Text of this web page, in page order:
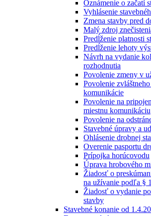
Oznámenie o začatí
Vyhlásenie
Zmena stavby pred
Malý zdroj
Predĺženie platnosti
Predĺženie lehoty
Návrh na vydanie
rozhodnutia
Povolenie zmeny v
Povolenie
komunikácie
Povolenie na
miestnu komunikáciu
Povolenie na
Stavebné úpravy a
Ohlásenie drobnej
Overenie pasportu
Prípojka horúcovodu
Úprava hrobového
Žiadosť o
na užívanie podľa §
Žiadosť o vydanie
stavby
Stavebné konanie od